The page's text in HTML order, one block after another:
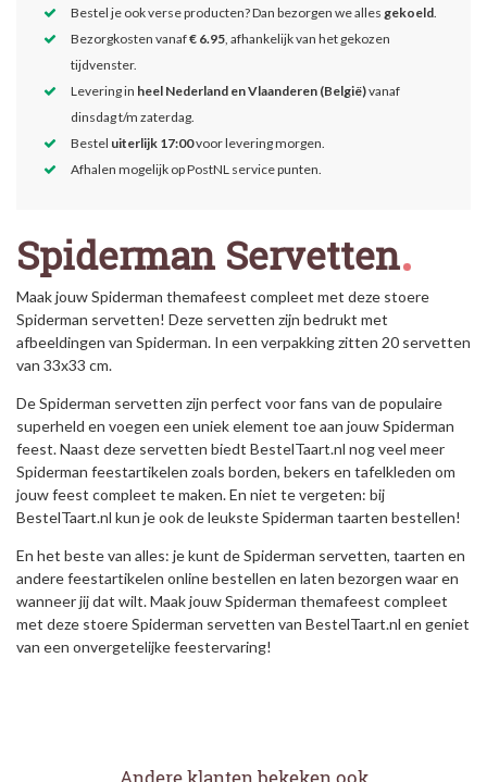
Bestel je ook verse producten? Dan bezorgen we alles gekoeld.
Bezorgkosten vanaf€ 6.95, afhankelijk van het gekozen
tijdvenster.
Levering in heel Nederland en Vlaanderen (België)vanaf
dinsdag t/m zaterdag.
Bestel uiterlijk 17:00voor levering morgen.
Afhalen mogelijk op PostNL service punten.
Spiderman Servetten
Maak jouw Spiderman themafeest compleet met deze stoere
Spiderman servetten! Deze servetten zijn bedrukt met
afbeeldingen van Spiderman. In een verpakking zitten 20 servetten
van 33x33 cm.
De Spiderman servetten zijn perfect voor fans van de populaire
superheld en voegen een uniek element toe aan jouw Spiderman
feest. Naast deze servetten biedt BestelTaart.nl nog veel meer
Spiderman feestartikelen zoals borden, bekers en tafelkleden om
jouw feest compleet te maken. En niet te vergeten: bij
BestelTaart.nl kun je ook de leukste Spiderman taarten bestellen!
En het beste van alles: je kunt de Spiderman servetten, taarten en
andere feestartikelen online bestellen en laten bezorgen waar en
wanneer jij dat wilt. Maak jouw Spiderman themafeest compleet
met deze stoere Spiderman servetten van BestelTaart.nl en geniet
van een onvergetelijke feestervaring!